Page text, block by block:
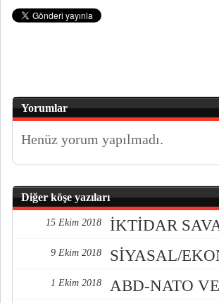
Yorumlar
Henüz yorum yapılmadı.
Diğer köşe yazıları
15 Ekim 2018 İKTİDAR
9 Ekim 2018 SİYASAL/
1 Ekim 2018 ABD-NATO